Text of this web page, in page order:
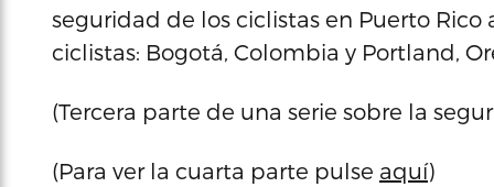
seguridad de los ciclistas en Puerto
ciclistas: Bogotá, Colombia y Portland,
(Tercera parte de una serie sobre la
(Para ver la cuarta parte pulse aquí)